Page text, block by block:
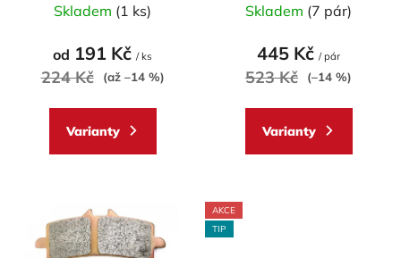
hodnocení
produktu
5
Skladem (1 ks)
od 191 Kč / ks
224 Kč (až –14 %)
Varianty
hodnocení
produktu
5
Skladem (7 pár)
445 Kč / pár
523 Kč (–14 %)
Varianty
AKCE
TIP